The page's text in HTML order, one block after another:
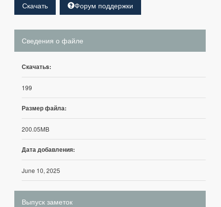
Скачать Форум поддержки
Сведения о файле
Скачатьs:
199
Размер файла:
200.05MB
Дата добавления:
June 10, 2025
Выпуск заметок